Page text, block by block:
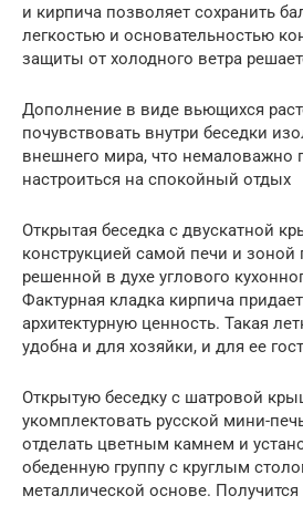
и кирпича позволяет сохранить
легкостью и основательностью
защиты от холодного ветра
Дополнение в виде вьющихся
почувствовать внутри беседки
внешнего мира, что немаловажно
настроиться на спокойный отдых
Открытая беседка с двускатной
конструкцией самой печи и
решенной в духе углового
Фактурная кладка кирпича
архитектурную ценность. Такая
удобна и для хозяйки, и для ее
Открытую беседку с шатровой
укомплектовать русской мини-
отделать цветным камнем и
обеденную группу с круглым
металлической основе. Получится